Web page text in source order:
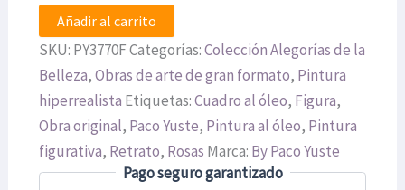
Añadir al carrito
SKU: PY3770FCategorías:Colección Alegorías de la
Belleza,Obras de arte de gran formato, Pintura
hiperrealista Etiquetas:Cuadro al óleo, Figura,
Obra original, Paco Yuste, Pintura al óleo, Pintura
figurativa, Retrato, Rosas Marca: By Paco Yuste
Pago seguro garantizado